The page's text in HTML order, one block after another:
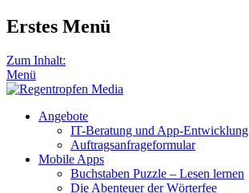
Erstes Menü
Zum Inhalt:
Menü
Angebote
IT-Beratung und App-Entwicklung
Auftragsanfrageformular
Mobile Apps
Buchstaben Puzzle – Lesen lernen
Die Abenteuer der Wörterfee